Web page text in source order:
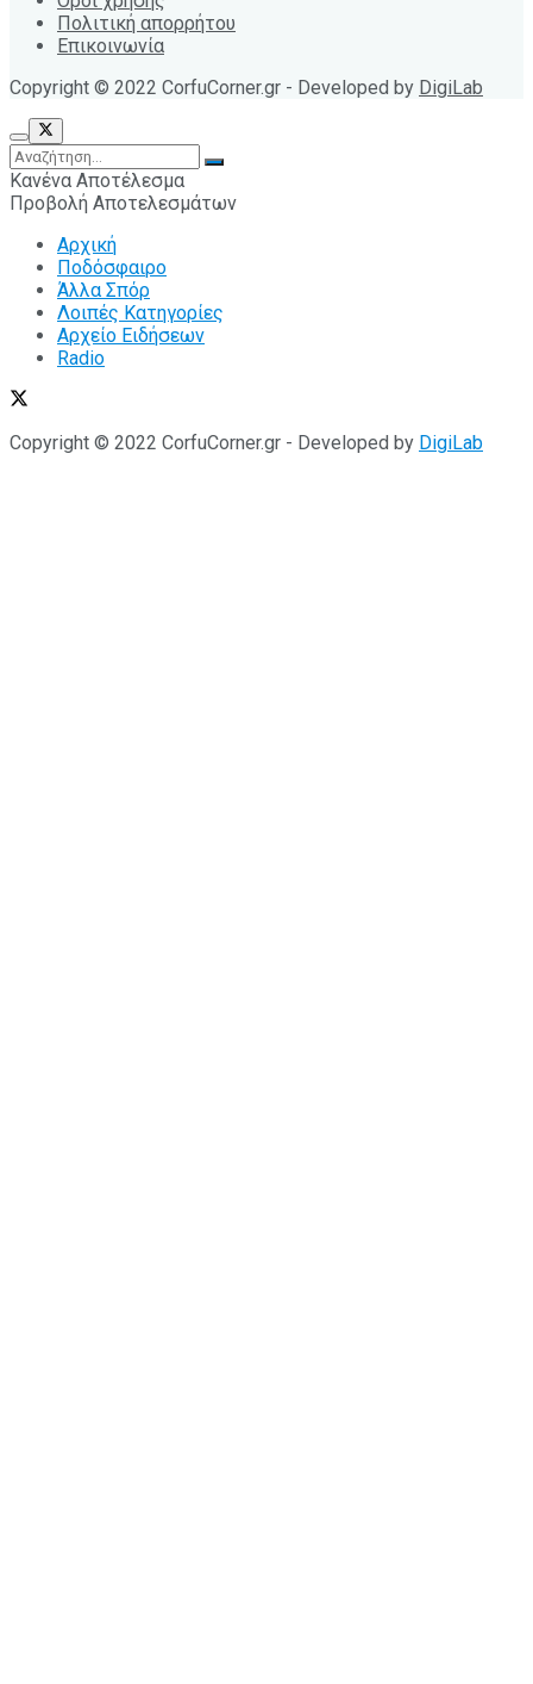
Πολιτική απορρήτου
Επικοινωνία
Copyright © 2022 CorfuCorner.gr - Developed by DigiLab
Κανένα Αποτέλεσμα
Προβολή Αποτελεσμάτων
Αρχική
Ποδόσφαιρο
Άλλα Σπόρ
Λοιπές Κατηγορίες
Αρχείο Ειδήσεων
Radio
Copyright © 2022 CorfuCorner.gr - Developed by DigiLab